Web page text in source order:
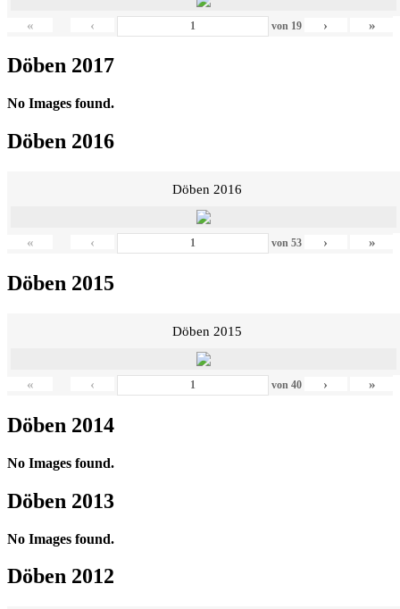
« ‹ von 19 › »
Döben 2017
No Images found.
Döben 2016
Döben 2016
« ‹ von 53 › »
Döben 2015
Döben 2015
« ‹ von 40 › »
Döben 2014
No Images found.
Döben 2013
No Images found.
Döben 2012